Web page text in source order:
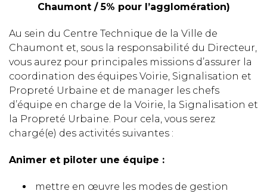
Chaumont / 5% pour l’agglomération)
Au sein du Centre Technique de la Ville de
Chaumont et, sous la responsabilité du Directeur,
vous aurez pour principales missions d’assurer la
coordination des équipes Voirie, Signalisation et
Propreté Urbaine et de manager les chefs
d’équipe en charge de la Voirie, la Signalisation et
la Propreté Urbaine. Pour cela, vous serez
chargé(e) des activités suivantes :
Animer et piloter une équipe :
mettre en œuvre les modes de gestion